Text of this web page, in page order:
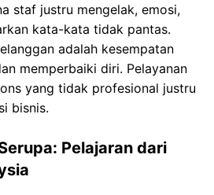
staf justru mengelak, emosi,
kata-kata tidak pantas.
adalah kesempatan
memperbaiki diri. Pelayanan
yang tidak profesional justru
bisnis.
Pelajaran dari